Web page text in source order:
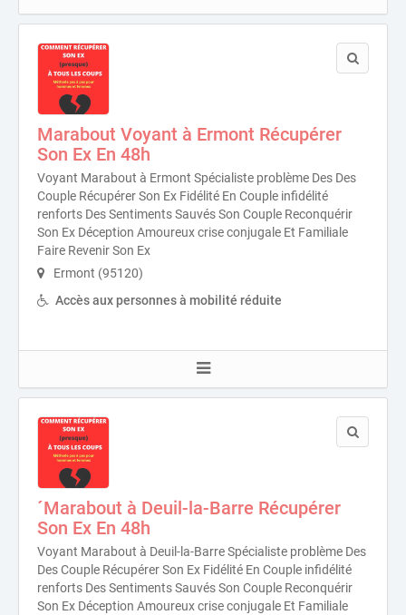
Marabout Voyant à Ermont Récupérer
Son Ex En 48h
Voyant Marabout à Ermont Spécialiste problème Des Des
Couple Récupérer Son Ex Fidélité En Couple infidélité
renforts Des Sentiments Sauvés Son Couple Reconquérir
Son Ex Déception Amoureux crise conjugale Et Familiale
Faire Revenir Son Ex
Ermont (95120)
Accès aux personnes à mobilité réduite
´Marabout à Deuil-la-Barre Récupérer
Son Ex En 48h
Voyant Marabout à Deuil-la-Barre Spécialiste problème Des
Des Couple Récupérer Son Ex Fidélité En Couple infidélité
renforts Des Sentiments Sauvés Son Couple Reconquérir
Son Ex Déception Amoureux crise conjugale Et Familiale